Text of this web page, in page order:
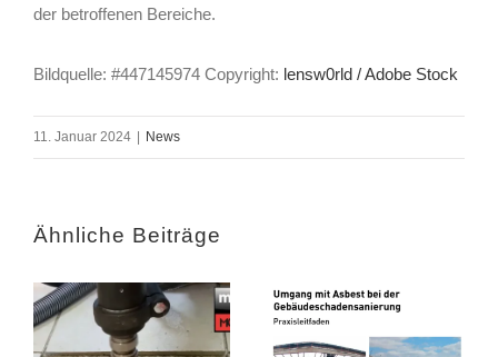
der betroffenen Bereiche.
Bildquelle: #447145974 Copyright: lensw0rld / Adobe Stock
11. Januar 2024 | News
Ähnliche Beiträge